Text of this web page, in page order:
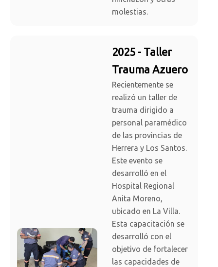
molestias.
2025 - Taller
Trauma Azuero
Recientemente se
realizó un taller de
trauma dirigido a
personal paramédico
de las provincias de
Herrera y Los Santos.
Este evento se
desarrolló en el
Hospital Regional
Anita Moreno,
ubicado en La Villa.
Esta capacitación se
desarrolló con el
objetivo de fortalecer
las capacidades de